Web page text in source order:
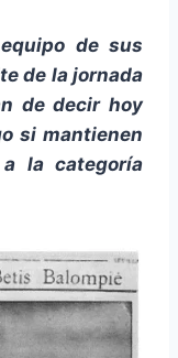
de sus
de la jornada
de decir hoy
si mantienen
la categoría